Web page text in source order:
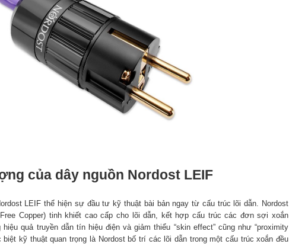
của dây nguồn Nordost LEIF
LEIF thể hiện sự đầu tư kỹ thuật bài bản ngay từ cấu trúc lõi dẫn. Nordost
Copper) tinh khiết cao cấp cho lõi dẫn, kết hợp cấu trúc các đơn sợi xoắn
hiệu quả truyền dẫn tín hiệu điện và giảm thiểu “skin effect” cũng như “proximity
biệt kỹ thuật quan trọng là Nordost bố trí các lõi dẫn trong một cấu trúc xoắn đều